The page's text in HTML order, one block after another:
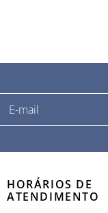
HORÁRIOS DE
ATENDIMENTO